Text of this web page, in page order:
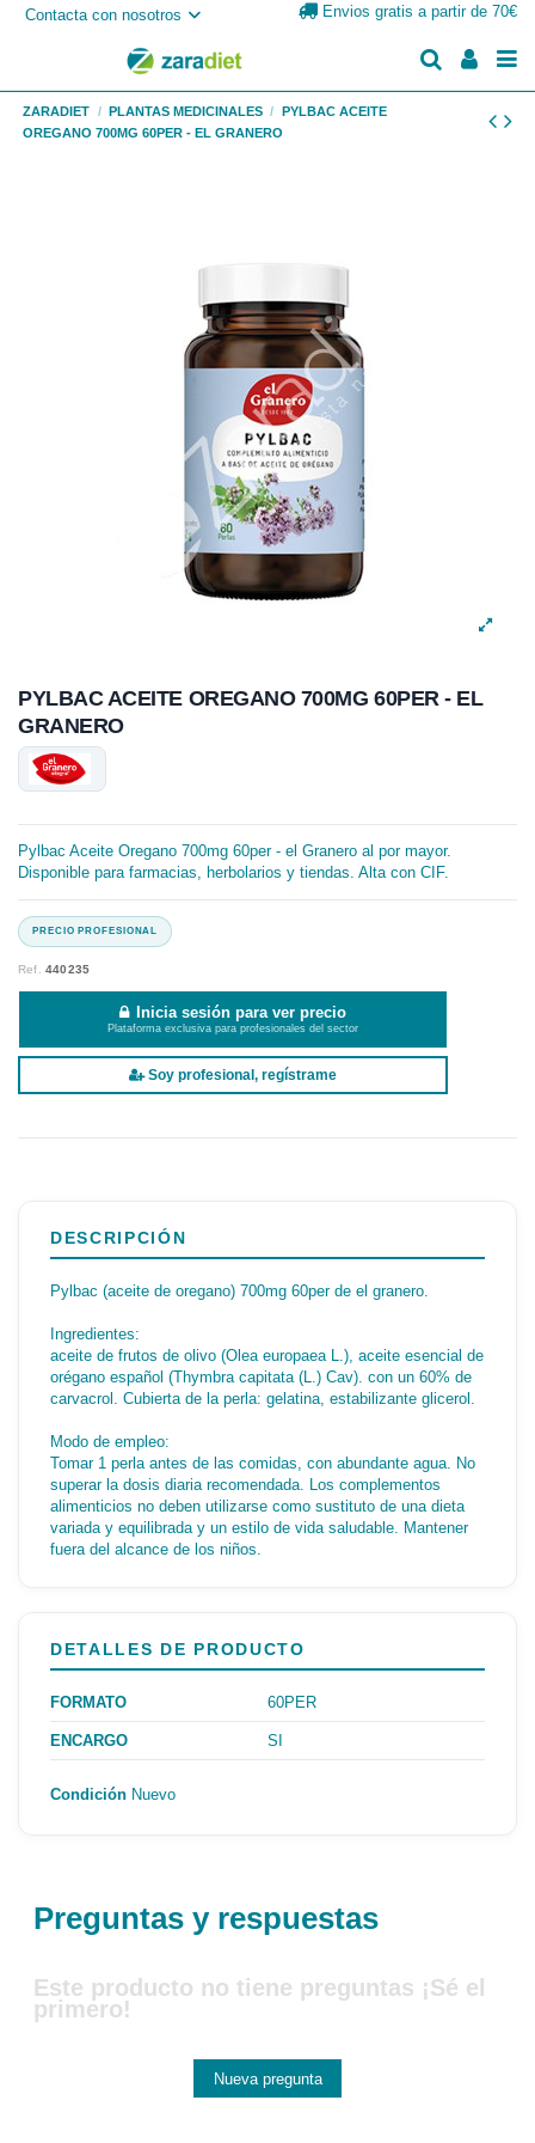
Contacta con nosotros Envios gratis a partir de 70€
ZARADIET PLANTAS MEDICINALES
PYLBAC ACEITE
OREGANO 700MG 60PER - EL GRANERO
PYLBAC ACEITE OREGANO 700MG 60PER - EL
GRANERO
Pylbac Aceite Oregano 700mg 60per - el Granero al por mayor.
Disponible para farmacias, herbolarios y tiendas. Alta con CIF.
Ref.440235
Inicia sesión para ver precio
Plataforma exclusiva para profesionales del sector
Soy profesional, regístrame
DESCRIPCIÓN
Pylbac (aceite de oregano) 700mg 60per de el granero.
Ingredientes:
aceite de frutos de olivo (Olea europaea L.), aceite esencial de
orégano español (Thymbra capitata (L.) Cav). con un 60% de
carvacrol. Cubierta de la perla: gelatina, estabilizante glicerol.
Modo de empleo:
Tomar 1 perla antes de las comidas, con abundante agua. No
superar la dosis diaria recomendada. Los complementos
alimenticios no deben utilizarse como sustituto de una dieta
variada y equilibrada y un estilo de vida saludable. Mantener
fuera del alcance de los niños.
DETALLES DE PRODUCTO
FORMATO 60PER
ENCARGO SI
Condición Nuevo
Preguntas y respuestas
Este producto no tiene preguntas ¡Sé el
primero!
Nueva pregunta